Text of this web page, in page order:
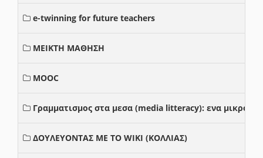
e-twinning for future teachers
ΜΕΙΚΤΗ ΜΑΘΗΣΗ
MOOC
Γραμματισμος στα μεσα (media litteracy): ενα μικρο
ΔΟΥΛΕΥΟΝΤΑΣ ΜΕ ΤΟ WIKI (ΚΟΛΛΙΑΣ)